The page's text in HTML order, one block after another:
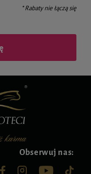
* Rabaty nie łączą się
Obserwuj nas: